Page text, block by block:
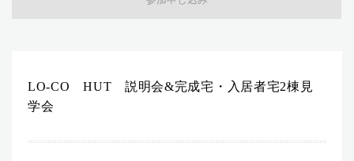
LO-CO HUT 説明会&完成宅・入居者宅2棟見
学会